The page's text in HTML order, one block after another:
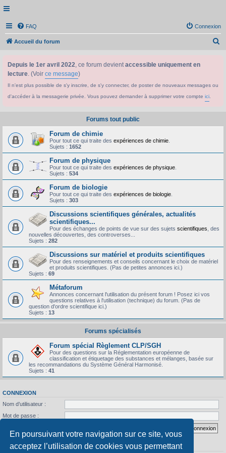
En poursuivant votre navigation sur ce site, vous
acceptez l’utilisation de cookies vous permettant
FAQ Connexion
Accueil du forum
h
Depuis le 1er avril 2022, ce forum devientaccessible uniquement en
lecture. (Voir ce message)
Il n'est plus possible de s'y inscrire, de s'y connecter, de poster de nouveaux messages ou
d'accéder à la messagerie privée. Vous pouvez demander à supprimer votre compte ici
Forums tout public
Forum de chimie
Pour tout ce qui traite des expériences de chimie
Sujets : 1652
Forum de physique
Pour tout ce qui traite des expériences de physique
Sujets : 534
Forum de biologie
Pour tout ce qui traite des expériences de biologie
Sujets : 303
Discussions scientifiques générales, actualités
scientifiques...
Pour des échanges de points de vue sur des sujets scientifiques , des
nouvelles découvertes, des controverses...
Sujets : 282
Discussions sur matériel et produits scientifiques
Pour des renseignements et conseils concernant le choix de matériel
et produits scientifiques. (Pas de petites annonces ici.)
Sujets : 69
Métaforum
Annonces concernant l'utilisation du présent forum ! Posez ici vos
questions relatives à l'utilisation (technique) du forum. (Pas de
question d'ordre scientifique ici.)
Sujets : 13
Forums spécialisés
Forum spécial Règlement CLP/SGH
Pour des questions sur la Réglementation européenne de
classification et étiquetage des substances et mélanges, basée sur
les recommandations du Système Général Harmonisé.
Sujets : 41
CONNEXION
Nom d’utilisateur :
Mot de passe :
STATISTIQUES